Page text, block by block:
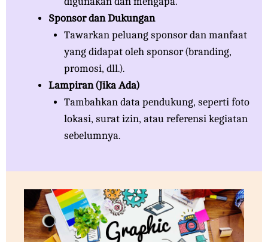
Sponsor dan Dukungan
Tawarkan peluang sponsor dan manfaat
yang didapat oleh sponsor (branding,
promosi, dll.).
Lampiran (Jika Ada)
Tambahkan data pendukung, seperti foto
lokasi, surat izin, atau referensi kegiatan
sebelumnya.